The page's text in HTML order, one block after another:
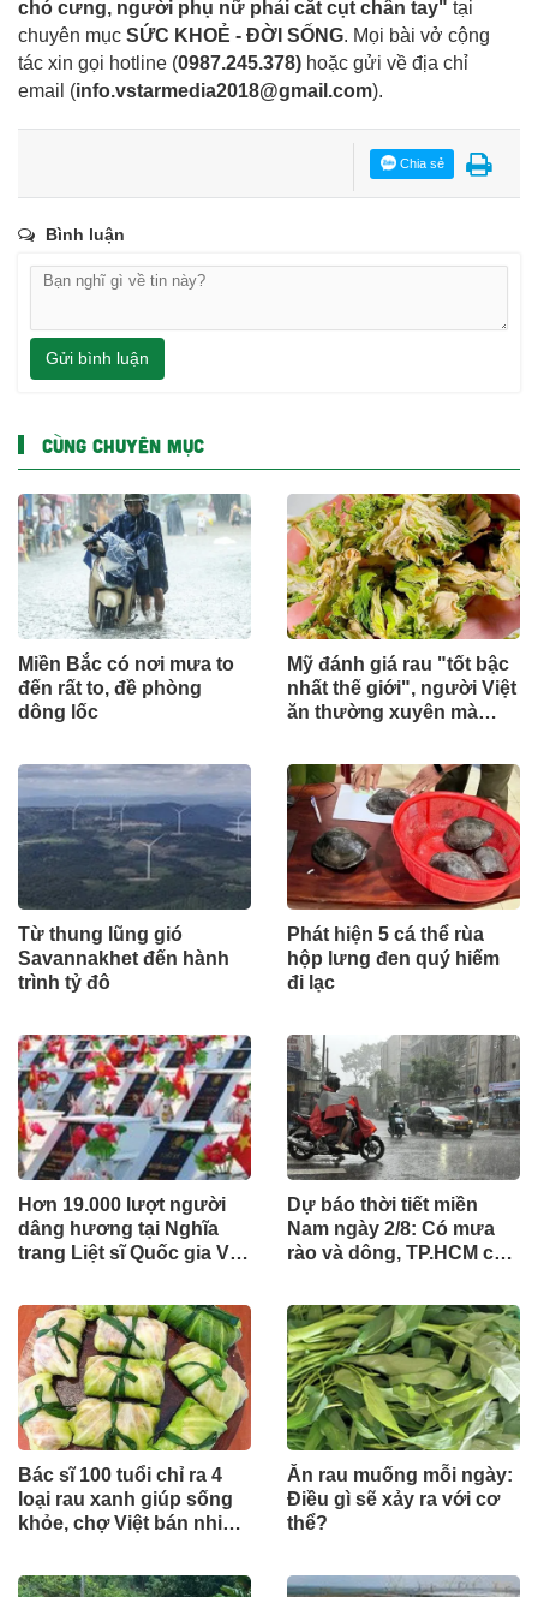
chó cưng, người phụ nữ phải cắt cụt chân tay" tại
chuyên mục SỨC KHOẺ - ĐỜI SỐNG. Mọi bài vở cộng
tác xin gọi hotline (0987.245.378) hoặc gửi về địa chỉ
email (info.vstarmedia2018@gmail.com).
Chia sẻ
Bình luận
Gửi bình luận
CÙNG CHUYÊN MỤC
Miền Bắc có nơi mưa to
đến rất to, đề phòng
dông lốc
Mỹ đánh giá rau "tốt bậc
nhất thế giới", người Việt
ăn thường xuyên mà
Từ thung lũng gió
Savannakhet đến hành
trình tỷ đô
Phát hiện 5 cá thể rùa
hộp lưng đen quý hiếm
đi lạc
Hơn 19.000 lượt người
dâng hương tại Nghĩa
trang Liệt sĩ Quốc gia Vị
Dự báo thời tiết miền
Nam ngày 2/8: Có mưa
rào và dông, TP.HCM cao
Bác sĩ 100 tuổi chỉ ra 4
loại rau xanh giúp sống
khỏe, chợ Việt bán nhiều
Ăn rau muống mỗi ngày:
Điều gì sẽ xảy ra với cơ
thể?